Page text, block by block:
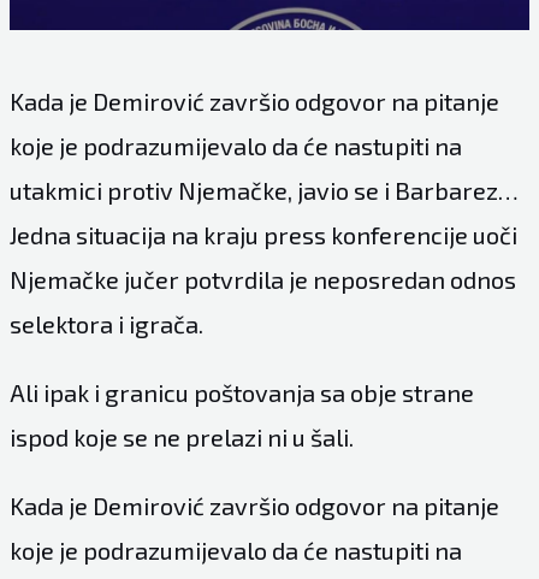
Kada je Demirović završio odgovor na pitanje
koje je podrazumijevalo da će nastupiti na
utakmici protiv Njemačke, javio se i Barbarez…
Jedna situacija na kraju press konferencije uoči
Njemačke jučer potvrdila je neposredan odnos
selektora i igrača.
Ali ipak i granicu poštovanja sa obje strane
ispod koje se ne prelazi ni u šali.
Kada je Demirović završio odgovor na pitanje
koje je podrazumijevalo da će nastupiti na